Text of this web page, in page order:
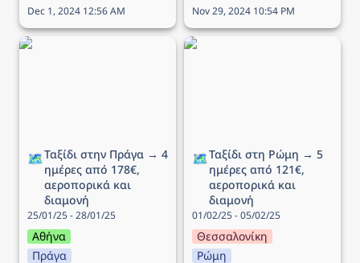
Dec 1, 2024 12:56 AM Nov 29, 2024 10:54 PM
Ταξίδι στην Πράγα → 4
🗺️Ταξίδι στην Πράγα → 4
ημέρες από 178€,
αεροπορικά και
διαμονή
25/01/25 - 28/01/25
Αθήνα
Πράγα
Ταξίδι στη Ρώμη → 5
🗺️Ταξίδι στη Ρώμη → 5
ημέρες από 121€,
αεροπορικά και
διαμονή
01/02/25 - 05/02/25
Θεσσαλονίκη
Ρώμη